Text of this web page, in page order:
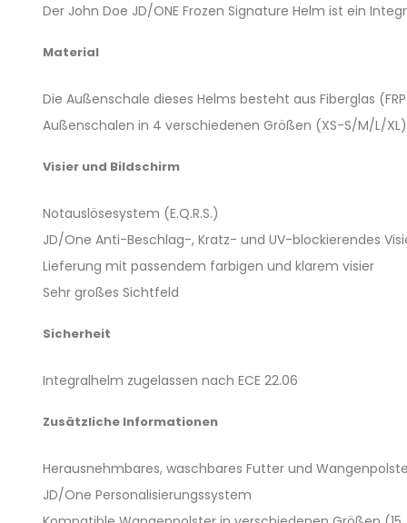
Der John Doe JD/ONE Frozen Signature Helm ist ein
Material
Die Außenschale dieses Helms besteht aus Fiberglas
Außenschalen in 4 verschiedenen Größen (XS-S/M/L/XL)
Visier und Bildschirm
Notauslösesystem (E.Q.R.S.)
JD/One Anti-Beschlag-, Kratz- und UV-blockierendes
Lieferung mit passendem farbigen und klarem visier
Sehr großes Sichtfeld
Sicherheit
Integralhelm zugelassen nach ECE 22.06
Zusätzliche Informationen
Herausnehmbares, waschbares Futter und
JD/One Personalisierungssystem